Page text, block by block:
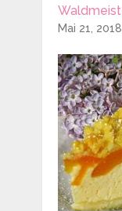
Mai 21, 2018